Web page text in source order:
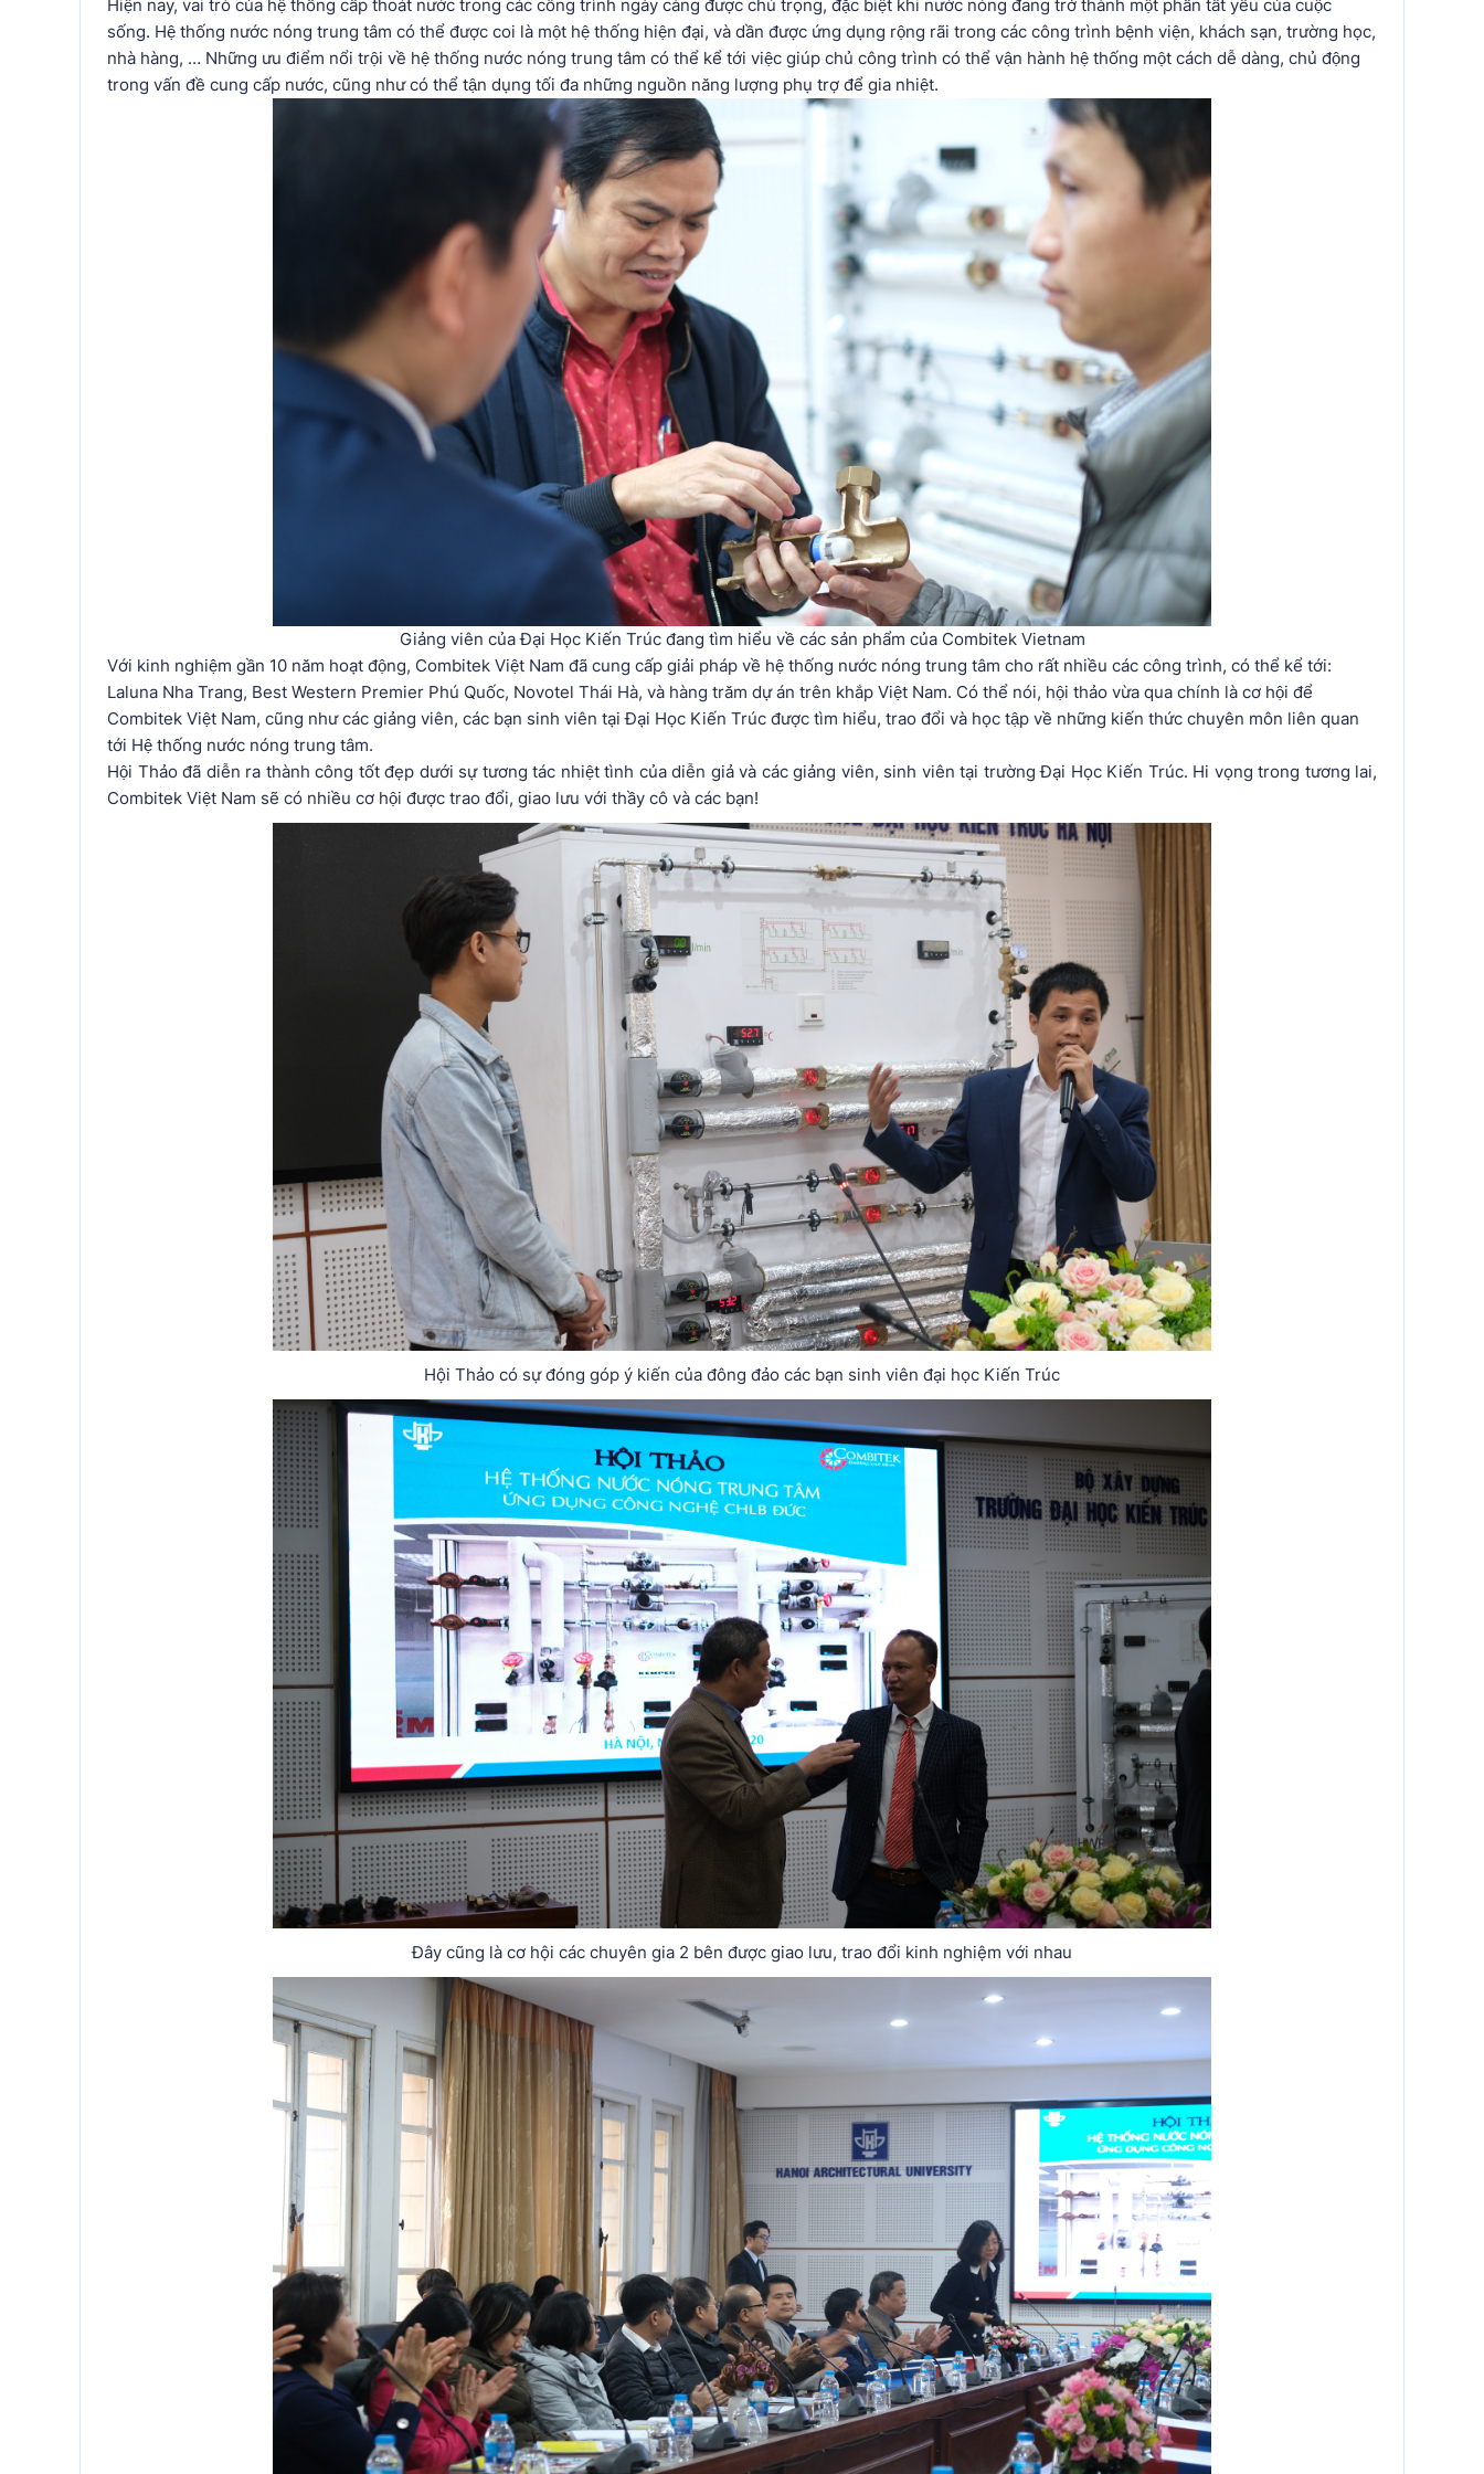
Hiện nay, vai trò của hệ thống cấp thoát nước trong các công trình ngày càng được chú trọng, đặc biệt khi nước nóng đang trở thành một phần tất yếu của cuộc
sống. Hệ thống nước nóng trung tâm có thể được coi là một hệ thống hiện đại, và dần được ứng dụng rộng rãi trong các công trình bệnh viện, khách sạn, trường học,
nhà hàng, … Những ưu điểm nổi trội về hệ thống nước nóng trung tâm có thể kể tới việc giúp chủ công trình có thể vận hành hệ thống một cách dễ dàng, chủ động
trong vấn đề cung cấp nước, cũng như có thể tận dụng tối đa những nguồn năng lượng phụ trợ để gia nhiệt.
Giảng viên của Đại Học Kiến Trúc đang tìm hiểu về các sản phẩm của Combitek Vietnam
Với kinh nghiệm gần 10 năm hoạt động, Combitek Việt Nam đã cung cấp giải pháp về hệ thống nước nóng trung tâm cho rất nhiều các công trình, có thể kể tới:
Laluna Nha Trang, Best Western Premier Phú Quốc, Novotel Thái Hà, và hàng trăm dự án trên khắp Việt Nam. Có thể nói, hội thảo vừa qua chính là cơ hội để
Combitek Việt Nam, cũng như các giảng viên, các bạn sinh viên tại Đại Học Kiến Trúc được tìm hiểu, trao đổi và học tập về những kiến thức chuyên môn liên quan
tới Hệ thống nước nóng trung tâm.
Hội Thảo đã diễn ra thành công tốt đẹp dưới sự tương tác nhiệt tình của diễn giả và các giảng viên, sinh viên tại trường Đại Học Kiến Trúc. Hi vọng trong tương lai,
Combitek Việt Nam sẽ có nhiều cơ hội được trao đổi, giao lưu với thầy cô và các bạn!
Hội Thảo có sự đóng góp ý kiến của đông đảo các bạn sinh viên đại học Kiến Trúc
Đây cũng là cơ hội các chuyên gia 2 bên được giao lưu, trao đổi kinh nghiệm với nhau